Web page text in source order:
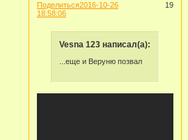
Поделиться 19
2016-10-26
18:58:06
Vesna 123 написал(а):
...еще и Веруню позвал